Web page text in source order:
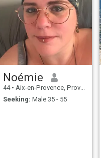
Noémie
44 • Aix-en-Provence, Provence-Alpes-Côte d'Azur, France
Seeking: Male 35 - 55